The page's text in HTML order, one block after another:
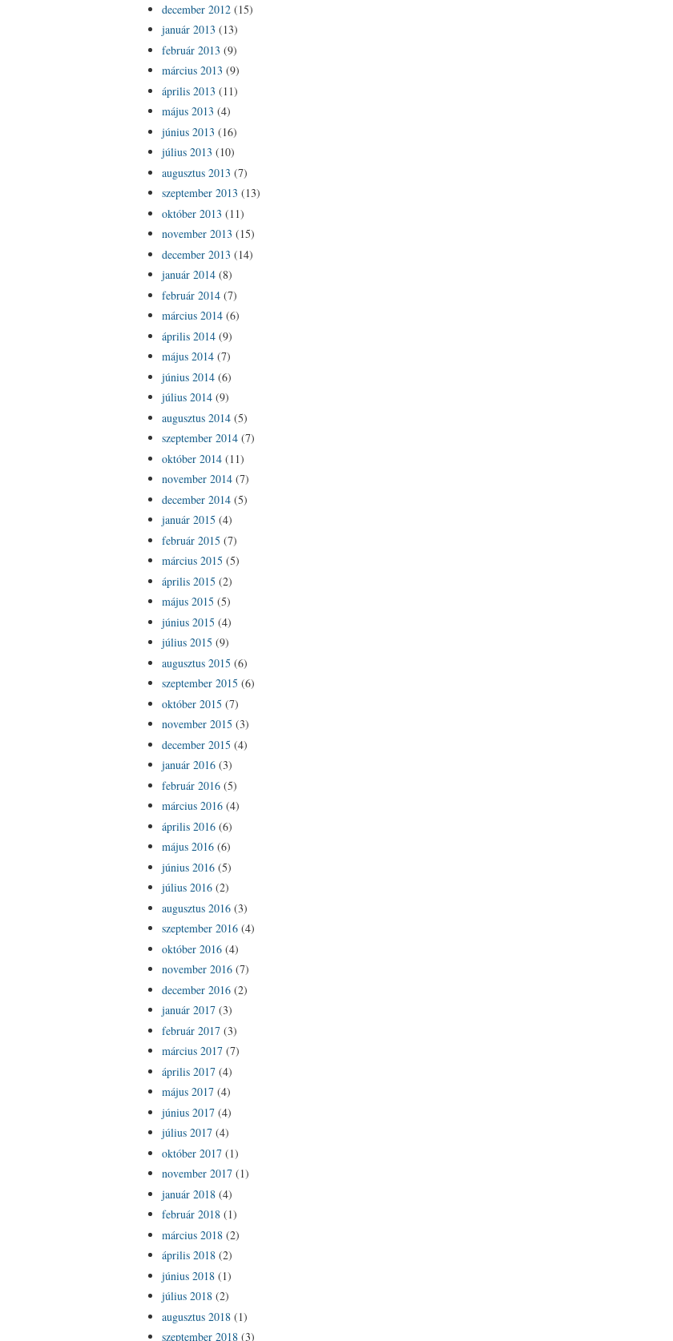
december 2012 (15)
január 2013 (13)
február 2013 (9)
március 2013 (9)
április 2013 (11)
május 2013 (4)
június 2013 (16)
július 2013 (10)
augusztus 2013 (7)
szeptember 2013 (13)
október 2013 (11)
november 2013 (15)
december 2013 (14)
január 2014 (8)
február 2014 (7)
március 2014 (6)
április 2014 (9)
május 2014 (7)
június 2014 (6)
július 2014 (9)
augusztus 2014 (5)
szeptember 2014 (7)
október 2014 (11)
november 2014 (7)
december 2014 (5)
január 2015 (4)
február 2015 (7)
március 2015 (5)
április 2015 (2)
május 2015 (5)
június 2015 (4)
július 2015 (9)
augusztus 2015 (6)
szeptember 2015 (6)
október 2015 (7)
november 2015 (3)
december 2015 (4)
január 2016 (3)
február 2016 (5)
március 2016 (4)
április 2016 (6)
május 2016 (6)
június 2016 (5)
július 2016 (2)
augusztus 2016 (3)
szeptember 2016 (4)
október 2016 (4)
november 2016 (7)
december 2016 (2)
január 2017 (3)
február 2017 (3)
március 2017 (7)
április 2017 (4)
május 2017 (4)
június 2017 (4)
július 2017 (4)
október 2017 (1)
november 2017 (1)
január 2018 (4)
február 2018 (1)
március 2018 (2)
április 2018 (2)
június 2018 (1)
július 2018 (2)
augusztus 2018 (1)
szeptember 2018 (3)